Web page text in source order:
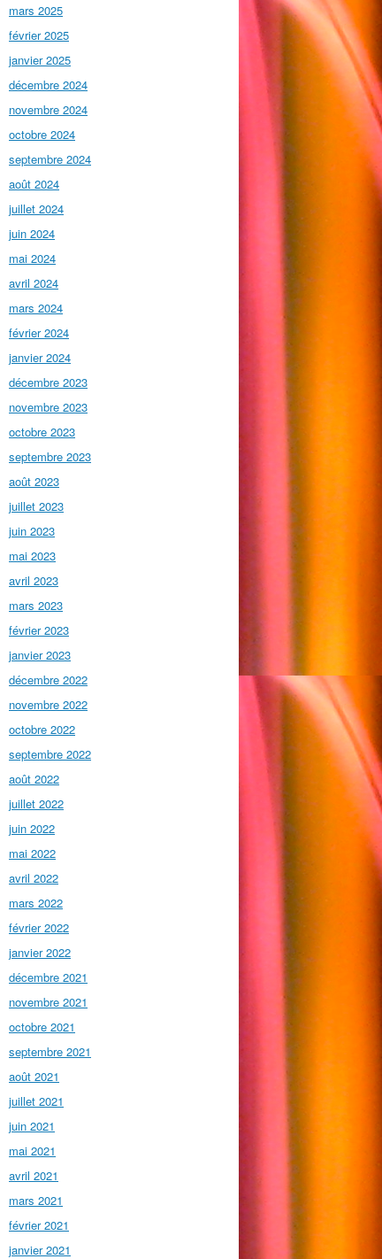
mars 2025
février 2025
janvier 2025
décembre 2024
novembre 2024
octobre 2024
septembre 2024
août 2024
juillet 2024
juin 2024
mai 2024
avril 2024
mars 2024
février 2024
janvier 2024
décembre 2023
novembre 2023
octobre 2023
septembre 2023
août 2023
juillet 2023
juin 2023
mai 2023
avril 2023
mars 2023
février 2023
janvier 2023
décembre 2022
novembre 2022
octobre 2022
septembre 2022
août 2022
juillet 2022
juin 2022
mai 2022
avril 2022
mars 2022
février 2022
janvier 2022
décembre 2021
novembre 2021
octobre 2021
septembre 2021
août 2021
juillet 2021
juin 2021
mai 2021
avril 2021
mars 2021
février 2021
janvier 2021